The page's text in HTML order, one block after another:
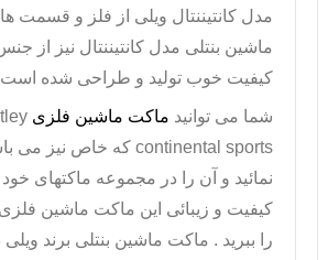
مدل کانتیننتال ویلی از فلز و قسمت
ماشین بنتلی مدل کانتیننتال نیز از
کیفیت خوب تولید و طراحی شده
شما می توانید ماکت ماشین فلزی
continental sports که خاص نیز می
نمائید و آن را در مجموعه ماکتهای
کیفیت و زیبائی این ماکت ماشین فلزی
را ببرید . ماکت ماشین بنتلی برند